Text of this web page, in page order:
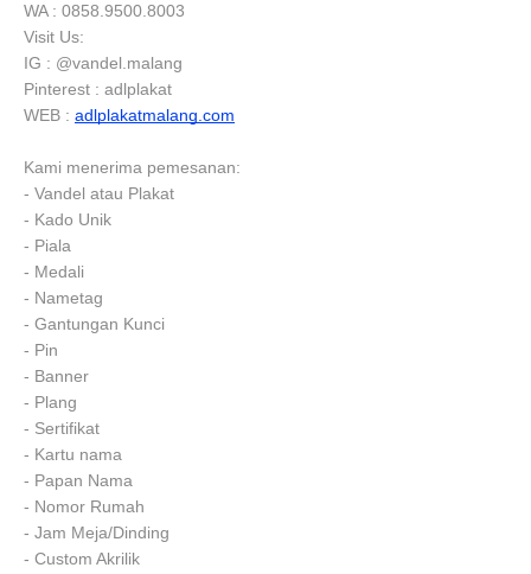
WA : 0858.9500.8003
Visit Us:
IG : @vandel.malang
Pinterest : adlplakat
WEB : adlplakatmalang.com
Kami menerima pemesanan:
- Vandel atau Plakat
- Kado Unik
- Piala
- Medali
- Nametag
- Gantungan Kunci
- Pin
- Banner
- Plang
- Sertifikat
- Kartu nama
- Papan Nama
- Nomor Rumah
- Jam Meja/Dinding
- Custom Akrilik